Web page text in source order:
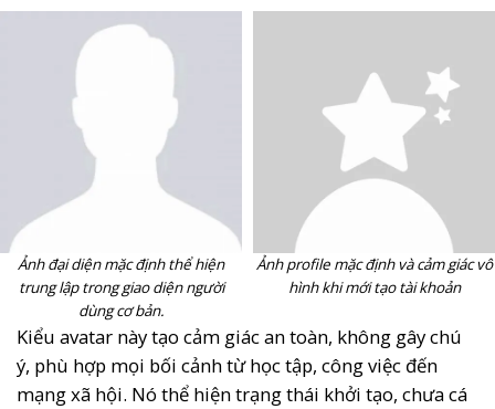
Ảnh đại diện mặc định thể hiện
trung lập trong giao diện người
dùng cơ bản.
Ảnh profile mặc định và cảm giác vô
hình khi mới tạo tài khoản
Kiểu avatar này tạo cảm giác an toàn, không gây chú
ý, phù hợp mọi bối cảnh từ học tập, công việc đến
mạng xã hội. Nó thể hiện trạng thái khởi tạo, chưa cá